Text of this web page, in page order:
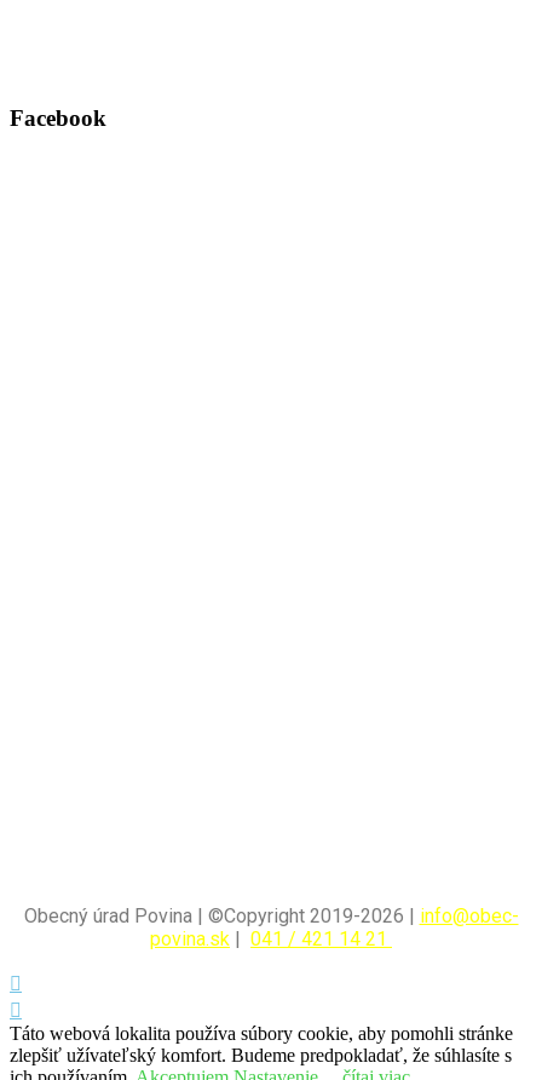
Facebook
Obecný úrad Povina | ©Copyright 2019-2026 | info@obec-
povina.sk
041 / 421 14 21
Táto webová lokalita používa súbory cookie, aby pomohli stránke
zlepšiť užívateľský komfort. Budeme predpokladať, že súhlasíte s